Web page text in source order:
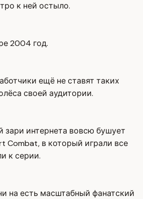
к ней остыло.
2004 год.
ещё не ставят таких
своей аудитории.
зари интернета вовсю бушует
Combat, в который играли все
к серии.
на есть масштабный фанатский